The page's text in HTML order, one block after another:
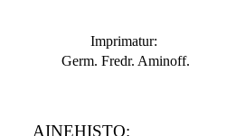
Imprimatur:
Germ. Fredr. Aminoff.
AINEHISTO: